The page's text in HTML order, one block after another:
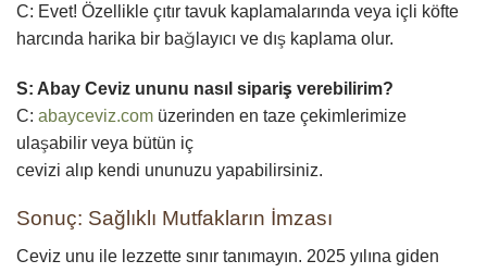
C: Evet! Özellikle çıtır tavuk kaplamalarında veya içli köfte
harcında harika bir bağlayıcı ve dış kaplama olur.
S: Abay Ceviz ununu nasıl sipariş verebilirim?
C: abayceviz.com üzerinden en taze çekimlerimize
ulaşabilir veya bütün iç
cevizi alıp kendi ununuzu yapabilirsiniz.
Sonuç: Sağlıklı Mutfakların İmzası
Ceviz unu ile lezzette sınır tanımayın. 2025 yılına giden